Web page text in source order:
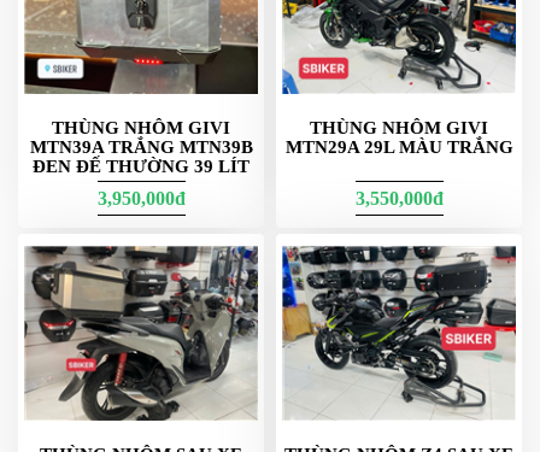
E23N tăng dung tíchlên 23 lít, khoang chứa “thoáng” hơn 1 chút
so với E22N. Bảnđen – không đèn
, hợp style tối giản, mạnh mẽ.
Form thùng hơi phồng giúp bỏ áo khoác mỏng/balo dễ hơn, vẫn
đảm bảo gọn đuôi xe. Tải khuyến nghị mỗi bên 5 kg khi dùng
khung SBL đạt chuẩn.
THÙNG NHÔM GIVI
MTN39A TRẮNG MTN39B
ĐEN ĐẾ THƯỜNG 39 LÍT
3,950,000đ
THÙNG NHÔM GIVI
MTN29A 29L MÀU TRẮNG
3,550,000đ